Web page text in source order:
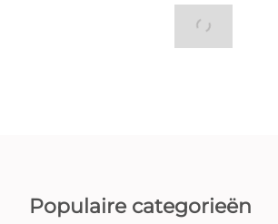
Populaire categorieën